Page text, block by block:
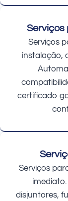
Serviços
Serviços
instalação,
certificado
Serviços
disjuntores,